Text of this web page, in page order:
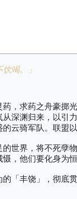
竭。」
，求药之舟豪掷
深渊归来，以引
云骑军队。联盟
世界，将不死孽
，他们要化身为
「丰饶」，彻底